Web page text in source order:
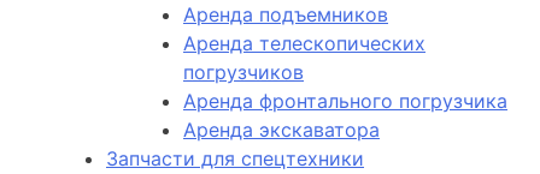
Аренда подъемников
Аренда телескопических
погрузчиков
Аренда фронтального погрузчика
Аренда экскаватора
Запчасти для спецтехники